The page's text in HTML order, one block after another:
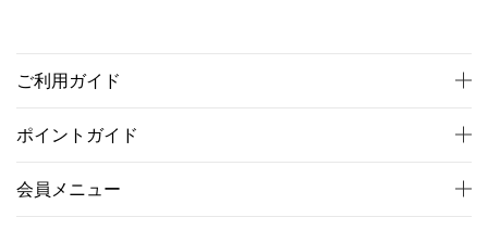
ご利用ガイド
ポイントガイド
会員メニュー